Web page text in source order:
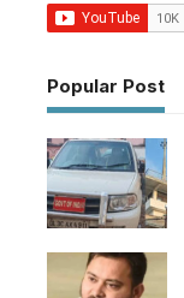
Popular Post